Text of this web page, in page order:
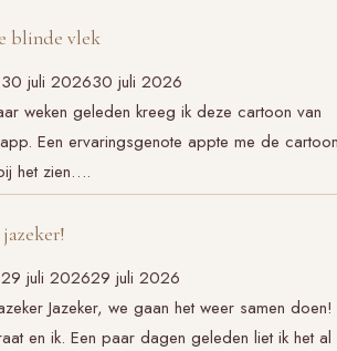
blinde vlek
30 juli 202630 juli 2026
weken geleden kreeg ik deze cartoon van
app. Een ervaringsgenote appte me de
het zien….
29 juli 202629 juli 2026
Jazeker, we gaan het weer samen doen!
en ik. Een paar dagen geleden liet ik het al